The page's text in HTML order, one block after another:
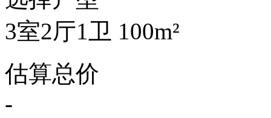
3室2厅1卫 100m²
估算总价
-